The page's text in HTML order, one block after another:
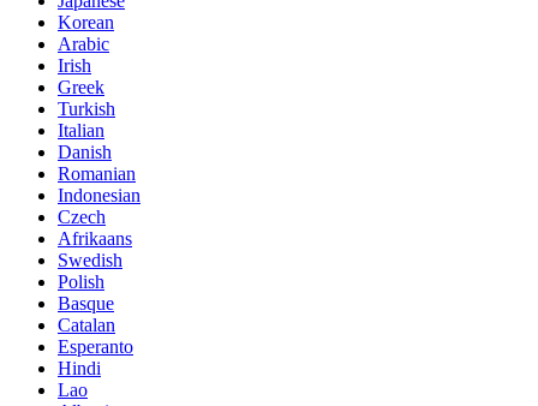
Korean
Arabic
Irish
Greek
Turkish
Italian
Danish
Romanian
Indonesian
Czech
Afrikaans
Swedish
Polish
Basque
Catalan
Esperanto
Hindi
Lao